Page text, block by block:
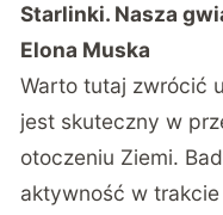
Starlinki. Nasza
Elona Muska
Warto tutaj zwrócić
jest skuteczny w
otoczeniu Ziemi.
aktywność w